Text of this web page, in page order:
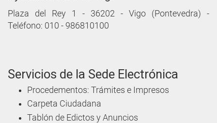
Plaza del Rey 1 - 36202 - Vigo (Pontevedra) -
Teléfono: 010 - 986810100
Servicios de la Sede Electrónica
Procedementos: Trámites e Impresos
Carpeta Ciudadana
Tablón de Edictos y Anuncios